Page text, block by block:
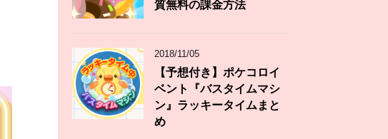
質無料の課金方法
2018/11/05
【予想付き】ポケコロイ
ベント『バスタイムマシ
ン』ラッキータイムまと
め